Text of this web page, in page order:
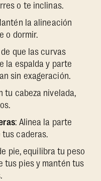
o te inclinas.
la alineación
o dormir.
que las curvas
la espalda y parte
sin exageración.
tu cabeza nivelada,
: Alinea la parte
caderas.
pie, equilibra tu peso
tus pies y mantén tus